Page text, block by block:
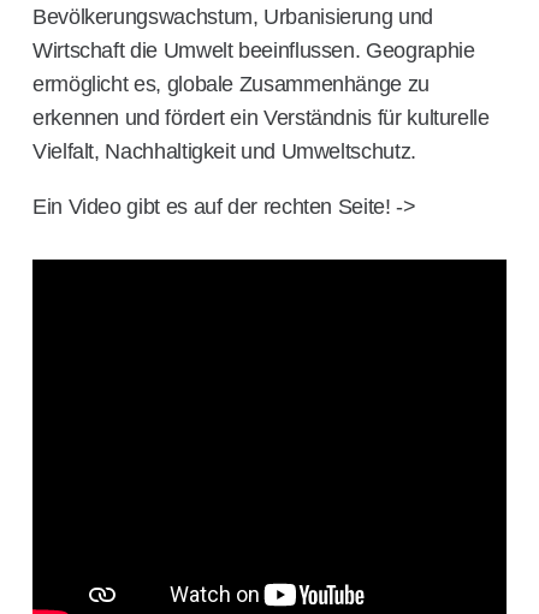
Bevölkerungswachstum, Urbanisierung und
Wirtschaft die Umwelt beeinflussen. Geographie
ermöglicht es, globale Zusammenhänge zu
erkennen und fördert ein Verständnis für kulturelle
Vielfalt, Nachhaltigkeit und Umweltschutz.
Ein Video gibt es auf der rechten Seite! ->